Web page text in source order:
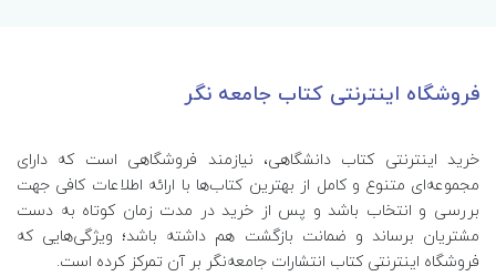
فروشگاه اینترنتی کتاب جامعه نگر
خرید اینترنتی کتاب‌ دانشگاهی، نیازمند فروشگاهی است که دارای
مجموعه‌ای متنوع و کامل از بهترین کتاب‌ها با ارائه اطلاعات کافی جهت
بررسی و انتخاب باشد و پس از خرید در مدت زمان کوتاه به دست
مشتریان برساند و ضمانت بازگشت هم داشته باشد؛ ویژگی‌هایی که
فروشگاه اینترنتی کتاب انتشارات جامعه‌نگر بر آن تمرکز کرده است.